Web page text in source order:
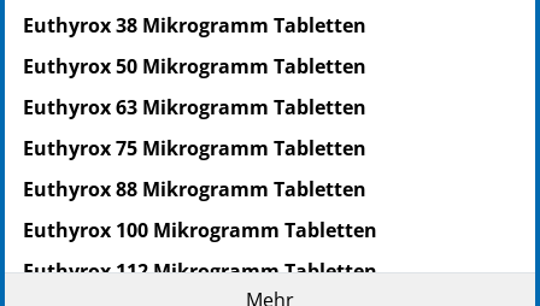
PPN: 110275487879
NTIN: 04150027548781
Euthyrox 38 Mikrogramm Tabletten
Euthyrox 50 Mikrogramm Tabletten
Euthyrox 63 Mikrogramm Tabletten
Euthyrox 75 Mikrogramm Tabletten
Euthyrox 88 Mikrogramm Tabletten
Euthyrox 100 Mikrogramm Tabletten
Euthyrox 112 Mikrogramm Tabletten
Mehr